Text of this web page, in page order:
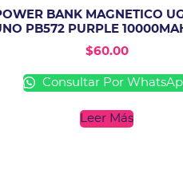
BANK MAGNETICO
PB572 PURPLE
$60.00
Consultar Por
Leer Más